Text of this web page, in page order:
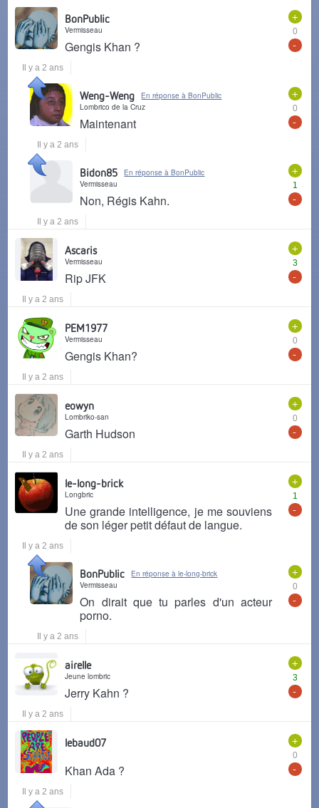
+
0
-
BonPublic
Vermisseau
Gengis Khan ?
Il y a 2 ans
+
0
-
Weng-Weng
En réponse à BonPublic
Lombrico de la Cruz
Maintenant
Il y a 2 ans
+
1
-
Bidon85
En réponse à BonPublic
Vermisseau
Non, Régis Kahn.
Il y a 2 ans
+
3
-
Ascaris
Vermisseau
Rip JFK
Il y a 2 ans
+
0
-
PEM1977
Vermisseau
Gengis Khan?
Il y a 2 ans
+
0
-
eowyn
Lombriko-san
Garth Hudson
Il y a 2 ans
+
1
-
le-long-brick
Longbric
Une grande intelligence, je me souviens
de son léger petit défaut de langue.
Il y a 2 ans
+
0
-
BonPublic
En réponse à le-long-brick
Vermisseau
On dirait que tu parles d'un acteur
porno.
Il y a 2 ans
+
3
-
airelle
Jeune lombric
Jerry Kahn ?
Il y a 2 ans
+
0
-
lebaud07
Khan Ada ?
Il y a 2 ans